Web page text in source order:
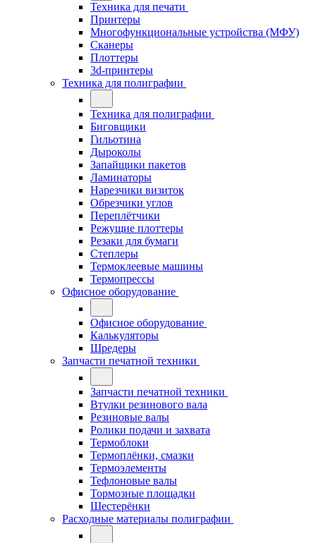
Техника для печати
Принтеры
Многофункциональные устройства (МФУ)
Сканеры
Плоттеры
3d-принтеры
Техника для полиграфии
Техника для полиграфии
Биговщики
Гильотина
Дыроколы
Запайщики пакетов
Ламинаторы
Нарезчики визиток
Обрезчики углов
Переплётчики
Режущие плоттеры
Резаки для бумаги
Степлеры
Термоклеевые машины
Термопрессы
Офисное оборудование
Офисное оборудование
Калькуляторы
Шредеры
Запчасти печатной техники
Запчасти печатной техники
Втулки резинового вала
Резиновые валы
Ролики подачи и захвата
Термоблоки
Термоплёнки, смазки
Термоэлементы
Тефлоновые валы
Тормозные площадки
Шестерёнки
Расходные материалы полиграфии